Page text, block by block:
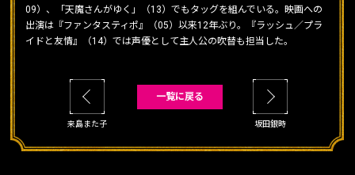
09）、「天魔さんがゆく」（13）でもタッグを組んでいる。映画への
出演は『ファンタスティポ』（05）以来12年ぶり。『ラッシュ／プラ
イドと友情』（14）では声優として主人公の吹替も担当した。
来島また子
一覧に戻る
坂田銀時